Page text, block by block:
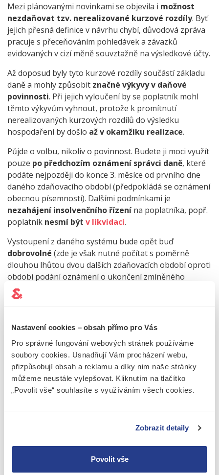
Nastavení cookies – obsah přímo pro Vás
Pro správné fungování webových stránek používáme
soubory cookies. Usnadňují Vám procházení webu,
přizpůsobují obsah a reklamu a díky nim naše stránky
můžeme neustále vylepšovat. Kliknutím na tlačítko
„Povolit vše“ souhlasíte s využíváním všech cookies.
Zobrazit detaily
Povolit vše
Mezi plánovanými novinkami se objevila i možnost
nezdaňovat tzv. nerealizované kurzové rozdíly. Byť
jejich přesná definice v návrhu chybí, důvodová zpráva
pracuje s přeceňováním pohledávek a závazků
evidovaných v cizí měně souvztažně na výsledkové účty.
Až doposud byly tyto kurzové rozdíly součástí základu
daně a mohly způsobit značné výkyvy v daňové
povinnosti. Při jejich vyloučení by se poplatník mohl
těmto výkyvům vyhnout, protože k promítnutí
nerealizovaných kurzových rozdílů do výsledku
hospodaření by došlo až v okamžiku realizace.
Půjde o volbu, nikoliv o povinnost. Budete ji moci využít
pouze po předchozím oznámení správci daně, které
podáte nejpozději do konce 3. měsíce od prvního dne
daného zdaňovacího období (předpokládá se oznámení
obecnou písemností). Dalšími podmínkami je
nezahájení insolvenčního řízení na poplatníka, popř.
poplatník nesmí být v likvidaci.
Vystoupení z daného systému bude opět buď
dobrovolné (zde je však nutné počítat s poměrně
dlouhou lhůtou dvou dalších zdaňovacích období oproti
období podání oznámení o ukončení zmíněného
režimu), nebo
zákonné skutečnosti
Při přechodu na režim nezdaňování nerealizovaných
kurzových rozdílů bude třeba zavést detailní a přesnou
evidenci všech pohybů vztahujících se k dané
pohledávce či závazku, protože při ukončení režimu
(či při realizaci) musíte upravit základ daně o všechny
dříve vyloučené kurzové rozdíly bez ohledu na to, zda
jednorázově v okamžiku
konsolidační balíček